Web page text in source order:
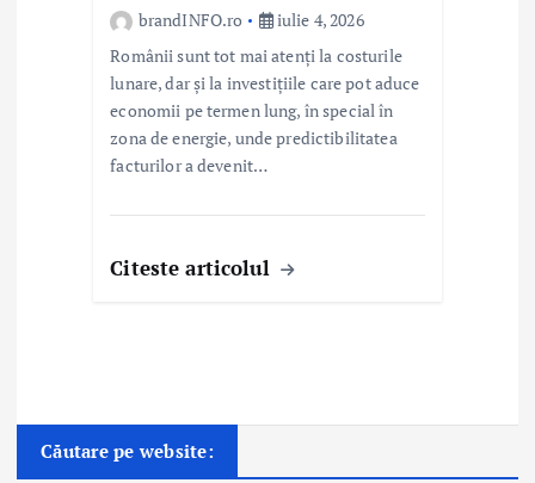
brandINFO.ro
iulie 4, 2026
Românii sunt tot mai atenți la costurile
lunare, dar și la investițiile care pot aduce
economii pe termen lung, în special în
zona de energie, unde predictibilitatea
facturilor a devenit…
Citeste articolul
Căutare pe website: